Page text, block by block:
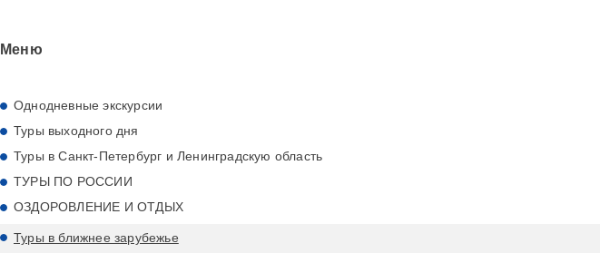
Меню
Однодневные экскурсии
Туры выходного дня
Туры в Санкт-Петербург и Ленинградскую область
ТУРЫ ПО РОССИИ
ОЗДОРОВЛЕНИЕ И ОТДЫХ
Туры в ближнее зарубежье